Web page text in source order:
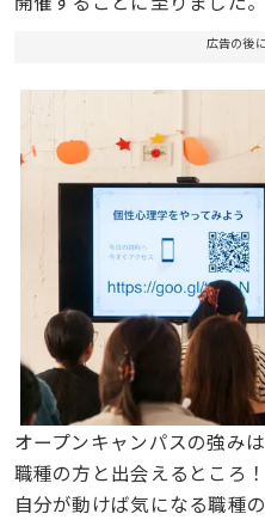
広告の後
オープンキャンパスの強み
職種の方と出会えるところ！
自分が動けば気になる職種